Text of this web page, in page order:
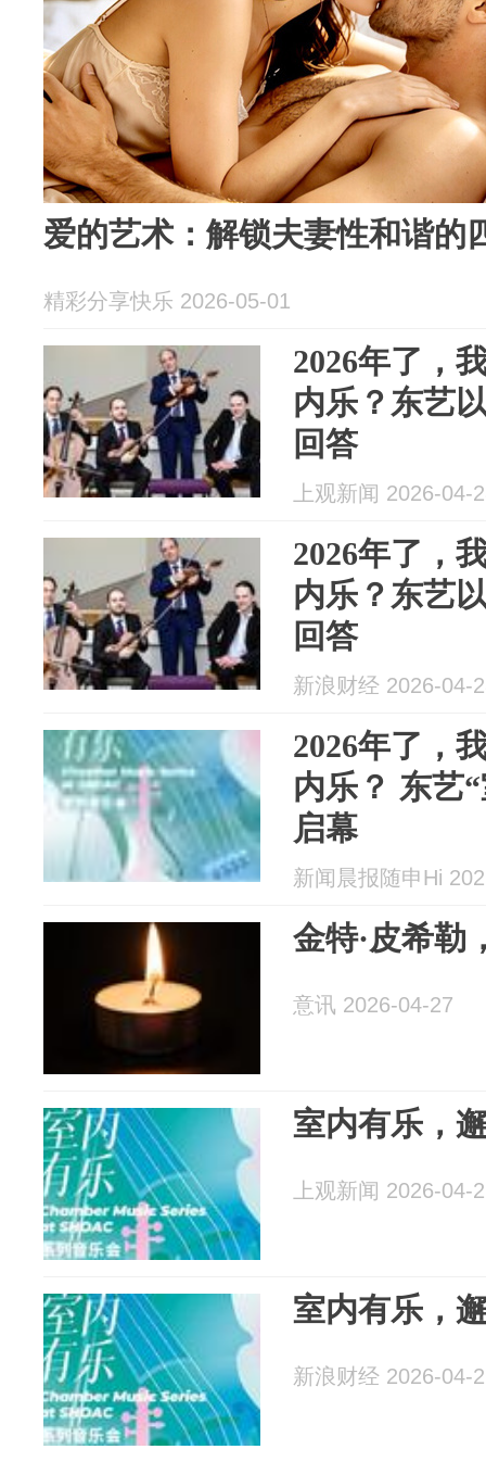
爱的艺术：解锁夫妻性和谐的
精彩分享快乐 2026-05-01
2026年了，
内乐？东艺
回答
上观新闻 2026-04-
2026年了，
内乐？东艺
回答
新浪财经 2026-04-
2026年了，
内乐？ 东艺
启幕
新闻晨报随申Hi
金特·皮希勒
意讯 2026-04-27
室内有乐，
上观新闻 2026-04-
室内有乐，
新浪财经 2026-04-